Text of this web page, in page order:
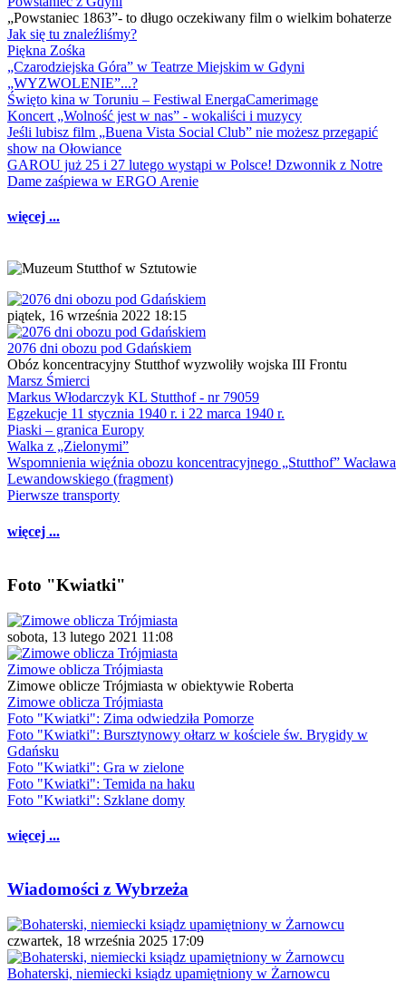
„Powstaniec 1863”- to długo oczekiwany film o wielkim bohaterze
Jak się tu znaleźliśmy?
Piękna Zośka
„Czarodziejska Góra” w Teatrze Miejskim w Gdyni
„WYZWOLENIE”...?
Święto kina w Toruniu – Festiwal EnergaCamerimage
Koncert „Wolność jest w nas” - wokaliści i muzycy
Jeśli lubisz film „Buena Vista Social Club” nie możesz przegapić
show na Ołowiance
GAROU już 25 i 27 lutego wystąpi w Polsce! Dzwonnik z Notre
Dame zaśpiewa w ERGO Arenie
więcej ...
piątek, 16 września 2022 18:15
2076 dni obozu pod Gdańskiem
Obóz koncentracyjny Stutthof wyzwoliły wojska III Frontu
Marsz Śmierci
Markus Włodarczyk KL Stutthof - nr 79059
Egzekucje 11 stycznia 1940 r. i 22 marca 1940 r.
Piaski – granica Europy
Walka z „Zielonymi”
Wspomnienia więźnia obozu koncentracyjnego „Stutthof” Wacława
Lewandowskiego (fragment)
Pierwsze transporty
więcej ...
Foto "Kwiatki"
sobota, 13 lutego 2021 11:08
Zimowe oblicza Trójmiasta
Zimowe oblicze Trójmiasta w obiektywie Roberta
Zimowe oblicza Trójmiasta
Foto "Kwiatki": Zima odwiedziła Pomorze
Foto "Kwiatki": Bursztynowy ołtarz w kościele św. Brygidy w
Gdańsku
Foto "Kwiatki": Gra w zielone
Foto "Kwiatki": Temida na haku
Foto "Kwiatki": Szklane domy
więcej ...
Wiadomości z Wybrzeża
czwartek, 18 września 2025 17:09
Bohaterski, niemiecki ksiądz upamiętniony w Żarnowcu